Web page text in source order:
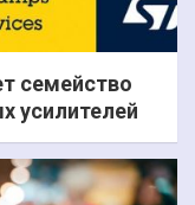
семейство
усилителей